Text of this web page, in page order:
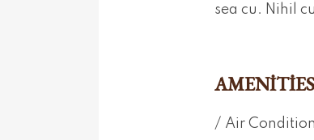
sea cu. Nihil
AMENITIES
Air